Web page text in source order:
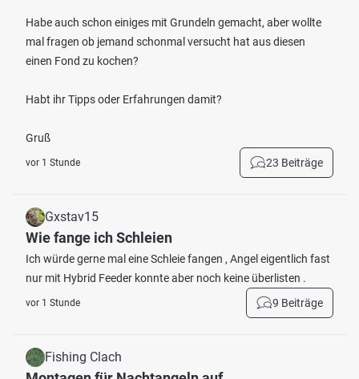
Habe auch schon einiges mit Grundeln gemacht, aber wollte
mal fragen ob jemand schonmal versucht hat aus diesen
einen Fond zu kochen?
Habt ihr Tipps oder Erfahrungen damit?
Gruß
vor 1 Stunde 23 Beiträge
Gxstav15
Wie fange ich Schleien
Ich würde gerne mal eine Schleie fangen , Angel eigentlich fast
nur mit Hybrid Feeder konnte aber noch keine überlisten .
vor 1 Stunde 9 Beiträge
Fishing Clach